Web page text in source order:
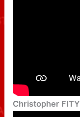
Christopher FITY